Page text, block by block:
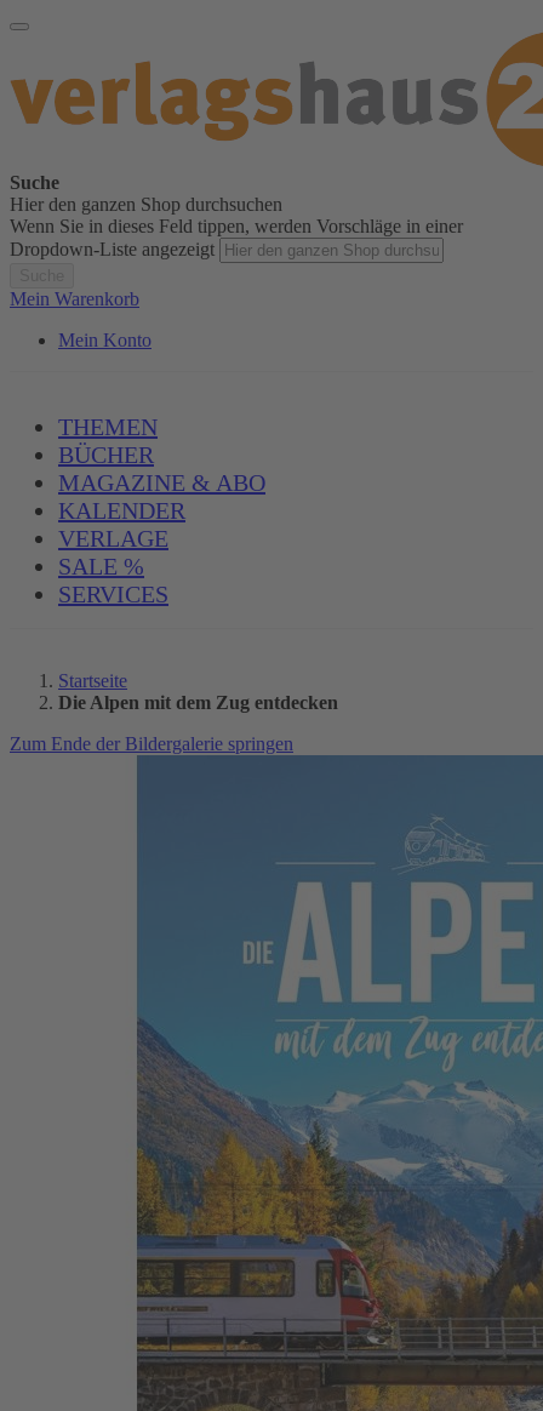
Suche
Hier den ganzen Shop durchsuchen
Wenn Sie in dieses Feld tippen, werden Vorschläge in einer
Dropdown-Liste angezeigt
Mein Warenkorb
Mein Konto
THEMEN
BÜCHER
MAGAZINE & ABO
KALENDER
VERLAGE
SALE %
SERVICES
Startseite
Die Alpen mit dem Zug entdecken
Zum Ende der Bildergalerie springen
Zum Anfang der Bildergalerie springen
Die Alpen mit dem Zug entdecken
Mag. Markus Inderst